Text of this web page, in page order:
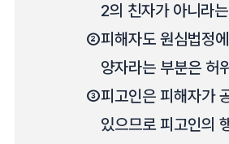
2의 친자가 아니라
②피해자도 원심법정
양자라는 부분은 허
③피고인은 피해자가
있으므로 피고인의